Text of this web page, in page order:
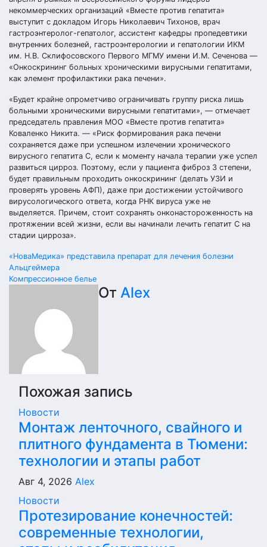
некоммерческих организаций «Вместе против гепатита»
выступит с докладом Игорь Николаевич Тихонов, врач
гастроэнтеролог-гепатолог, ассистент кафедры пропедевтики
внутренних болезней, гастроэнтерологии и гепатологии ИКМ
им. Н.В. Склифосовского Первого МГМУ имени И.М. Сеченова —
«Онкоскрининг больных хроническими вирусными гепатитами,
как элемент профилактики рака печени».
«Будет крайне опрометчиво ограничивать группу риска лишь
больными хроническими вирусными гепатитами», — отмечает
председатель правления МОО «Вместе против гепатита»
Коваленко Никита. — «Риск формирования рака печени
сохраняется даже при успешном излечении хронического
вирусного гепатита С, если к моменту начала терапии уже успел
развиться цирроз. Поэтому, если у пациента фиброз 3 степени,
будет правильным проходить онкоскрининг (делать УЗИ и
проверять уровень АФП), даже при достижении устойчивого
вирусологического ответа, когда РНК вируса уже не
выделяется. Причем, стоит сохранять онконастороженность на
протяжении всей жизни, если вы начинали лечить гепатит С на
стадии цирроза».
Навигация
по
записям
«НоваМедика» представила препарат для лечения болезни
Альцгеймера
Компрессионное белье
От Alex
Похожая запись
Новости
Монтаж ленточного, свайного и
плитного фундамента в Тюмени:
технологии и этапы работ
Авг 4, 2026 Alex
Новости
Протезирование конечностей:
современные технологии,